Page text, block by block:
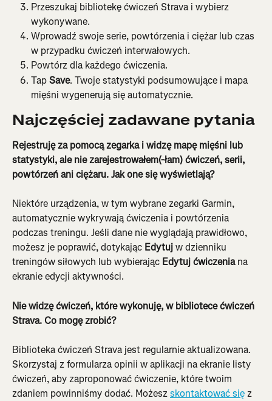
Przeszukaj bibliotekę ćwiczeń Strava i wybierz
wykonywane.
Wprowadź swoje serie, powtórzenia i ciężar lub czas
w przypadku ćwiczeń interwałowych.
Powtórz dla każdego ćwiczenia.
Tap Save. Twoje statystyki podsumowujące i mapa
mięśni wygenerują się automatycznie.
Najczęściej zadawane pytania
Rejestruję za pomocą zegarka i widzę mapę mięśni lub
statystyki, ale nie zarejestrowałem(-łam) ćwiczeń, serii,
powtórzeń ani ciężaru. Jak one się wyświetlają?
Niektóre urządzenia, w tym wybrane zegarki Garmin,
automatycznie wykrywają ćwiczenia i powtórzenia
podczas treningu. Jeśli dane nie wyglądają prawidłowo,
możesz je poprawić, dotykając Edytuj w dzienniku
treningów siłowych lub wybierając Edytuj ćwiczenia na
ekranie edycji aktywności.
Nie widzę ćwiczeń, które wykonuję, w bibliotece ćwiczeń
Strava. Co mogę zrobić?
Biblioteka ćwiczeń Strava jest regularnie aktualizowana.
Skorzystaj z formularza opinii w aplikacji na ekranie listy
ćwiczeń, aby zaproponować ćwiczenie, które twoim
zdaniem powinniśmy dodać. Możesz skontaktować się z